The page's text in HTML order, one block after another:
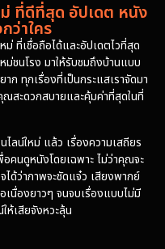
ที่ดีที่สุด อัปเดต หนัง
ว่าใคร
ที่เชื่อถือได้และอัปเดตไวที่สุด
ม่ชนโรง มาให้รับชมถึงบ้านแบบ
ก ทุกเรื่องที่เป็นกระแสเราจัดมา
สะดวกสบายและคุ้มค่าที่สุดในที่
ลน์ใหม่ แล้ว เรื่องความเสถียร
คนดูหนังโดยเฉพาะ ไม่ว่าคุณจะ
ได้ว่าภาพจะชัดแจ๋ว เสียงพากย์
เนื่องยาวๆ จนจบเรื่องแบบไม่มี
ห้เสียจังหวะลุ้น